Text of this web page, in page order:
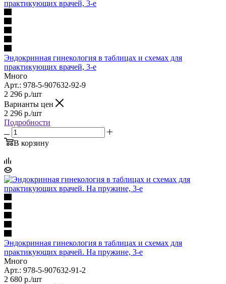
Эндокринная гинекология в таблицах и схемах для
практикующих врачей, 3-е
Много
Арт.: 978-5-907632-92-9
2 296 р./шт
Варианты цен
2 296 р./шт
Подробности
В корзину
Эндокринная гинекология в таблицах и схемах для
практикующих врачей. На пружине, 3-е
Много
Арт.: 978-5-907632-91-2
2 680 р./шт